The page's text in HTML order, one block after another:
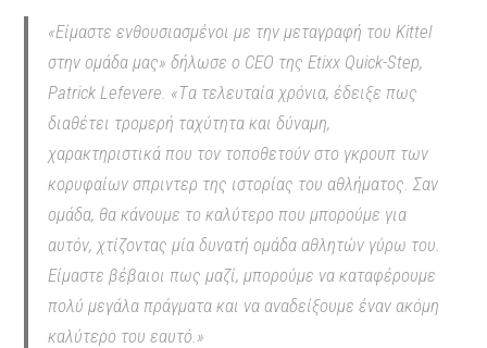
«Είμαστε ενθουσιασμένοι με την μεταγραφή του Kittel
στην ομάδα μας» δήλωσε ο CEO της Etixx Quick-Step,
Patrick Lefevere. «Tα τελευταία χρόνια, έδειξε πως
διαθέτει τρομερή ταχύτητα και δύναμη,
χαρακτηριστικά που τον τοποθετούν στο γκρουπ των
κορυφαίων σπριντερ της ιστορίας του αθλήματος. Σαν
ομάδα, θα κάνουμε το καλύτερο που μπορούμε για
αυτόν, χτίζοντας μία δυνατή ομάδα αθλητών γύρω του.
Είμαστε βέβαιοι πως μαζί, μπορούμε να καταφέρουμε
πολύ μεγάλα πράγματα και να αναδείξουμε έναν ακόμη
καλύτερο του εαυτό.»